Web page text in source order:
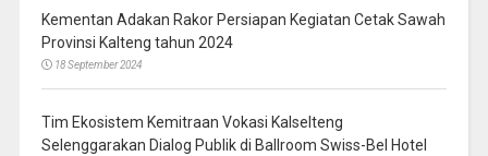
Kementan Adakan Rakor Persiapan Kegiatan Cetak Sawah
Provinsi Kalteng tahun 2024
18 September 2024
Tim Ekosistem Kemitraan Vokasi Kalselteng
Selenggarakan Dialog Publik di Ballroom Swiss-Bel Hotel